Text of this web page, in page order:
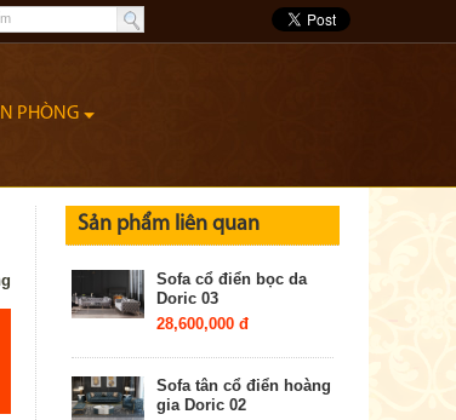
PHÒNG
Sản phẩm liên quan
Sofa cổ điển bọc da
Doric 03
28,600,000 đ
Sofa tân cổ điển hoàng
gia Doric 02